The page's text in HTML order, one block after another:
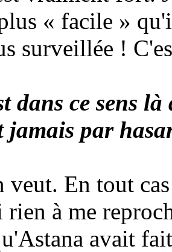
« facile »
surveillée !
dans ce sens
par
En tout
rien à me
avait